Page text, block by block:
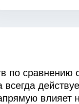
по сравнению
влияет